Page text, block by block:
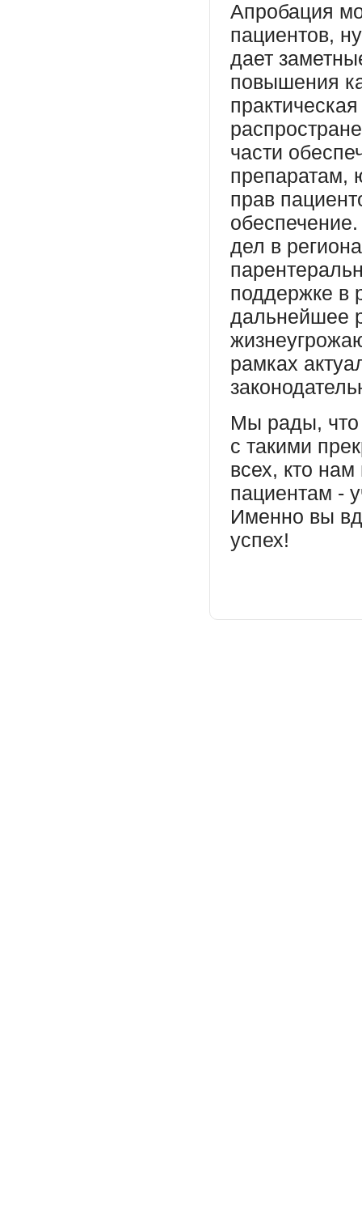
Апробация
пациентов,
дает
повышения
части
препаратам,
прав
дел в
поддержке в
дальнейшее
рамках
Мы рады, что
с такими
всех, кто
пациентам -
Именно вы
успех!